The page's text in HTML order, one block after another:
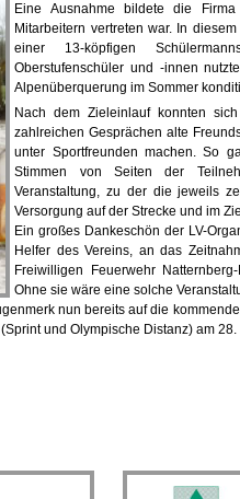
Eine Ausnahme bildete die
Mitarbeitern vertreten war. In
einer 13-köpfigen
Oberstufenschüler und -innen
Alpenüberquerung im Sommer
Nach dem Zieleinlauf konnten
zahlreichen Gesprächen alte
unter Sportfreunden machen. So
Stimmen von Seiten der
Veranstaltung, zu der die jeweils
Versorgung auf der Strecke und im
Ein großes Dankeschön der LV-
Helfer des Vereins, an das
Freiwilligen Feuerwehr
Ohne sie wäre eine solche
nun bereits auf die
und Olympische Distanz) am